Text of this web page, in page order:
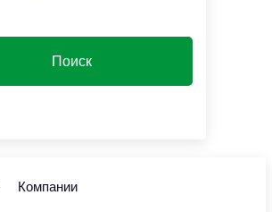
Компании